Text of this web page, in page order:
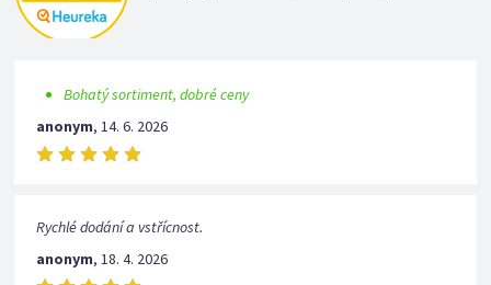
Bohatý sortiment, dobré ceny
anonym,14. 6. 2026
Rychlé dodání a vstřícnost.
anonym,18. 4. 2026